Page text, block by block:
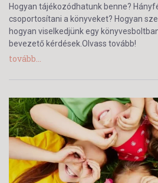
Hogyan tájékozódhatunk benne?
csoportosítani a könyveket? Hogyan
hogyan viselkedjünk egy
bevezető kérdések.Olvass tovább!
tovább...